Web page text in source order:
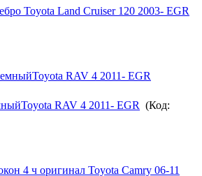
Toyota Land Cruiser 120 2003- EGR
RAV 4 2011- EGR (Код: